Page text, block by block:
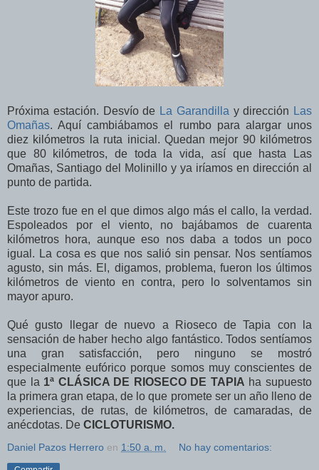
Próxima estación. Desvío de La Garandilla y dirección Las
Omañas. Aquí cambiábamos el rumbo para alargar unos
diez kilómetros la ruta inicial. Quedan mejor 90 kilómetros
que 80 kilómetros, de toda la vida, así que hasta Las
Omañas, Santiago del Molinillo y ya iríamos en dirección al
punto de partida.
Este trozo fue en el que dimos algo más el callo, la verdad.
Espoleados por el viento, no bajábamos de cuarenta
kilómetros hora, aunque eso nos daba a todos un poco
igual. La cosa es que nos salió sin pensar. Nos sentíamos
agusto, sin más. El, digamos, problema, fueron los últimos
kilómetros de viento en contra, pero lo solventamos sin
mayor apuro.
Qué gusto llegar de nuevo a Rioseco de Tapia con la
sensación de haber hecho algo fantástico. Todos sentíamos
una gran satisfacción, pero ninguno se mostró
especialmente eufórico porque somos muy conscientes de
que la 1ª CLÁSICA DE RIOSECO DE TAPIA ha supuesto
la primera gran etapa, de lo que promete ser un año lleno de
experiencias, de rutas, de kilómetros, de camaradas, de
anécdotas. De CICLOTURISMO.
Daniel Pazos Herrero en 1:50 a. m. No hay comentarios: